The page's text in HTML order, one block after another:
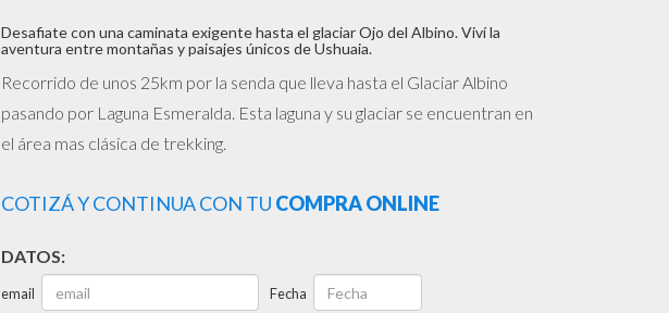
Desafiate con una caminata exigente hasta el glaciar Ojo del Albino. Viví la
aventura entre montañas y paisajes únicos de Ushuaia.
Recorrido de unos 25km por la senda que lleva hasta el Glaciar Albino
pasando por Laguna Esmeralda. Esta laguna y su glaciar se encuentran en
el área mas clásica de trekking.
COTIZÁ Y CONTINUA CON TU COMPRA ONLINE
DATOS:
email Fecha